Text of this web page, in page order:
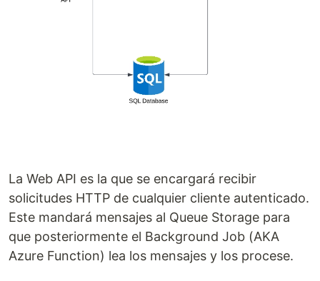
La Web API es la que se encargará recibir
solicitudes HTTP de cualquier cliente autenticado.
Este mandará mensajes al Queue Storage para
que posteriormente el Background Job (AKA
Azure Function) lea los mensajes y los procese.